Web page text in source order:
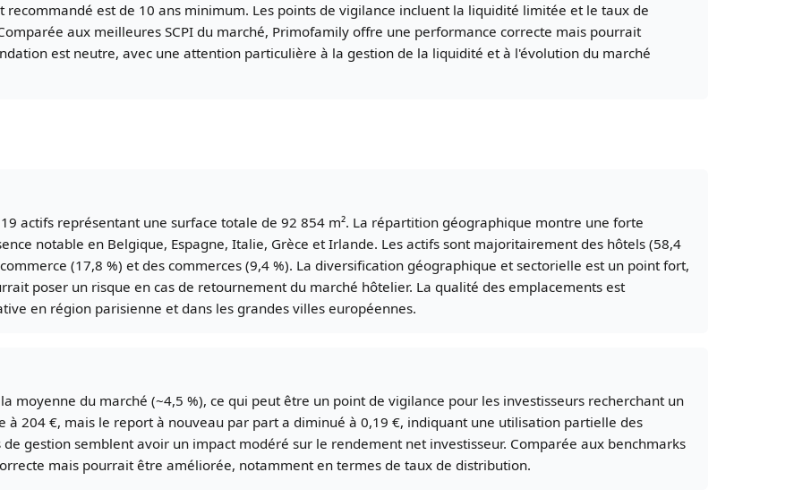
est de 10 ans minimum. Les points de vigilance incluent la liquidité limitée et le taux de
aux meilleures SCPI du marché, Primofamily offre une performance correcte mais pourrait
est neutre, avec une attention particulière à la gestion de la liquidité et à l'évolution du marché
actifs représentant une surface totale de 92 854 m². La répartition géographique montre une forte
notable en Belgique, Espagne, Italie, Grèce et Irlande. Les actifs sont majoritairement des hôtels (58,4
(17,8 %) et des commerces (9,4 %). La diversification géographique et sectorielle est un point fort,
poser un risque en cas de retournement du marché hôtelier. La qualité des emplacements est
en région parisienne et dans les grandes villes européennes.
moyenne du marché (~4,5 %), ce qui peut être un point de vigilance pour les investisseurs recherchant un
à 204 €, mais le report à nouveau par part a diminué à 0,19 €, indiquant une utilisation partielle des
gestion semblent avoir un impact modéré sur le rendement net investisseur. Comparée aux benchmarks
mais pourrait être améliorée, notamment en termes de taux de distribution.